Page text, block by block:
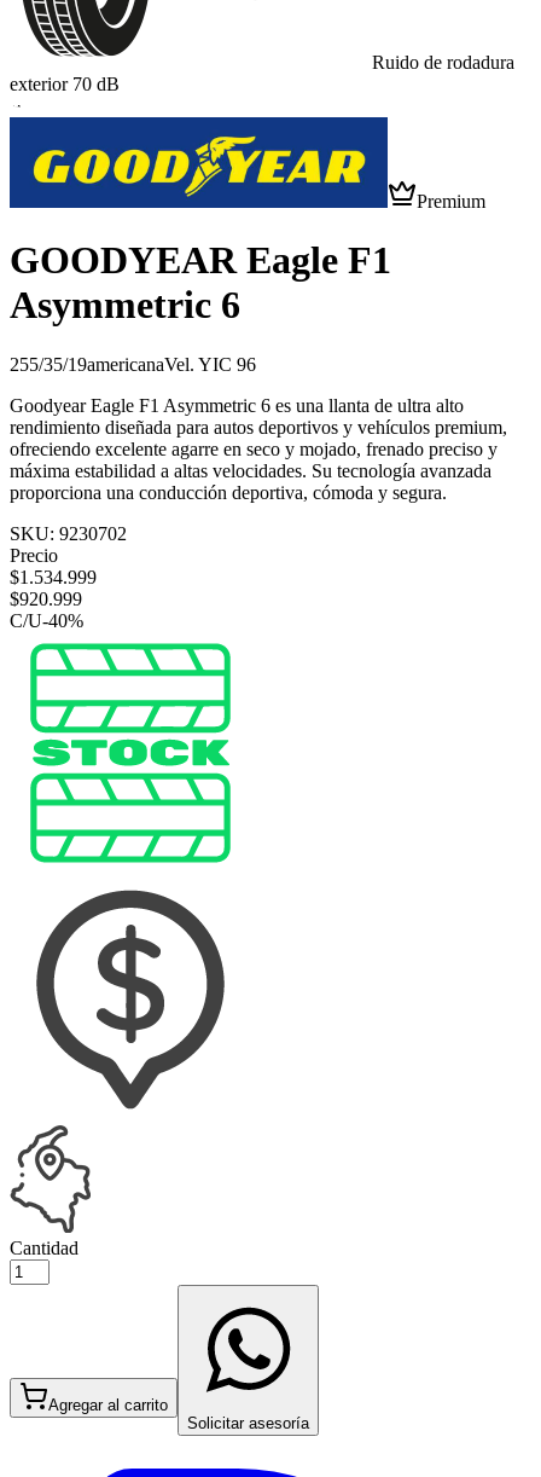
Ruido de rodadura
exterior 70 dB
A
Premium
GOODYEAR Eagle F1
Asymmetric 6
255/35/19americanaVel. YIC 96
Goodyear Eagle F1 Asymmetric 6 es una llanta de ultra alto
rendimiento diseñada para autos deportivos y vehículos premium,
ofreciendo excelente agarre en seco y mojado, frenado preciso y
máxima estabilidad a altas velocidades. Su tecnología avanzada
proporciona una conducción deportiva, cómoda y segura.
SKU: 9230702
Precio
$1.534.999
$920.999
C/U-40%
Cantidad
Agregar al carrito
Solicitar asesoría